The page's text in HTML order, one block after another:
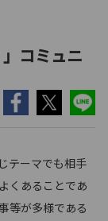
コミュニ
テーマでも相手
くあることであ
等が多様である